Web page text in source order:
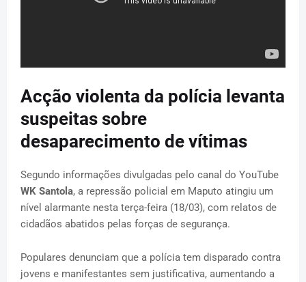
Acção violenta da polícia levanta
suspeitas sobre
desaparecimento de vítimas
Segundo informações divulgadas pelo canal do YouTube
WK Santola, a repressão policial em Maputo atingiu um
nível alarmante nesta terça-feira (18/03), com relatos de
cidadãos abatidos pelas forças de segurança.
Populares denunciam que a polícia tem disparado contra
jovens e manifestantes sem justificativa, aumentando a